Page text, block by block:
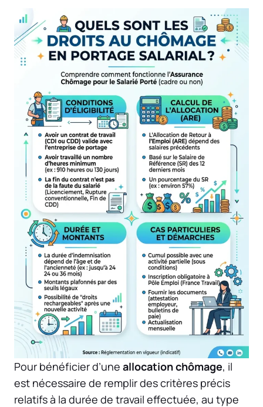
Pour bénéficier d’une allocation chômage, il
est nécessaire de remplir des critères précis
relatifs à la durée de travail effectuée, au type